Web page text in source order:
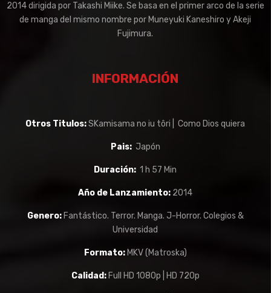
2014 dirigida por Takashi Miike. Se basa en el primer arco de la serie
de manga del mismo nombre por Muneyuki Kaneshiro y Akeji
Fujimura.
INFORMACIÓN
Otros Titulos:SKamisama no iu tôri | Como Dios quiera
Pais:Japón
Duración: 1 h 57 Min
Año de Lanzamiento: 2014
Genero: Fantástico. Terror. Manga. J-Horror. Colegios &
Universidad
Formato: MKV (Matroska)
Calidad: Full HD 1080p | HD 720p